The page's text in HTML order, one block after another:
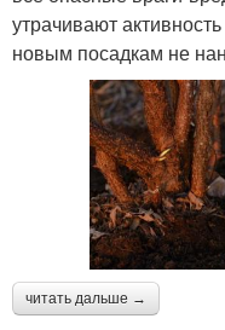
утрачивают
новым посадкам не
читать дальше →